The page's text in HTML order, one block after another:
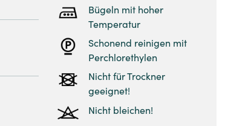
Bügeln mit hoher
Temperatur
Schonend reinigen mit
Perchlorethylen
Nicht für Trockner
geeignet!
Nicht bleichen!